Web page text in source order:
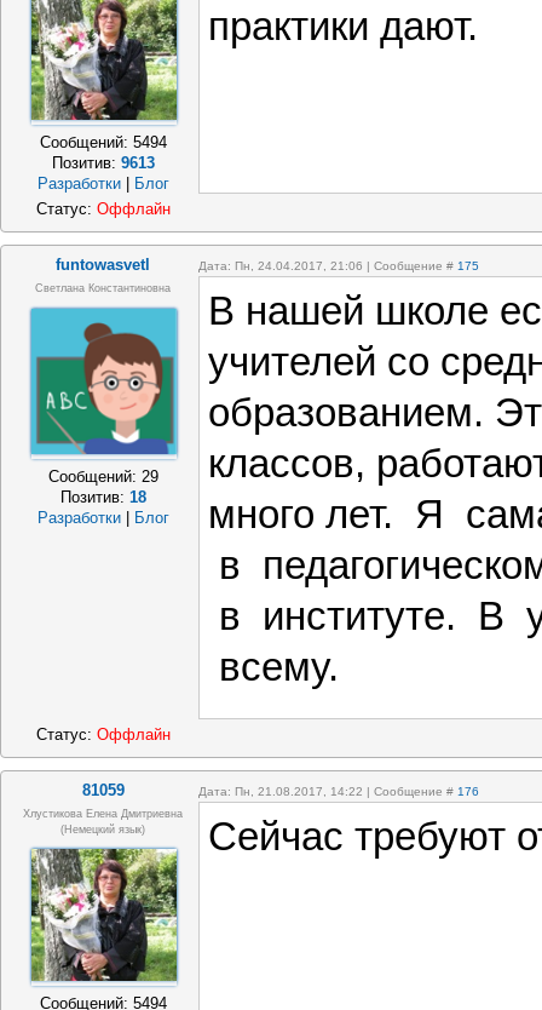
Сообщений: 5494
Позитив: 9613
Разработки
Блог
практики дают.
Статус: Оффлайн
funtowasvetl Дата: Пн, 24.04.2017, 21:06 | Сообщение # 175
Светлана Константиновна
Сообщений: 29
Позитив: 18
Разработки
Блог
В нашей школе
учителей со
образованием.
классов,
много лет. Я
в
в институте. В
всему.
Статус: Оффлайн
81059 Дата: Пн, 21.08.2017, 14:22 | Сообщение # 176
Хлустикова Елена Дмитриевна
(немецкий язык)
Сообщений: 5494
Сейчас требуют